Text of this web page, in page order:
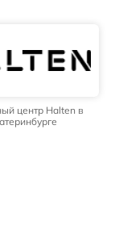
центр Halten в